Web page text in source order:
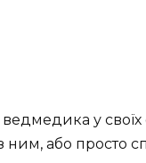
у своїх
або просто